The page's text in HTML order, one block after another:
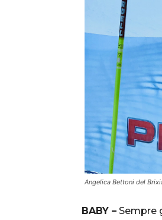
Angelica Bettoni del
BABY – Sempre